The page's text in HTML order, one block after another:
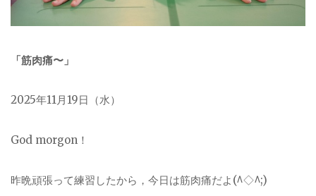
「筋肉痛〜」
2025年11月19日（水）
God morgon！
昨晩頑張って練習したから，今日は筋肉痛だよ(^◇^;)